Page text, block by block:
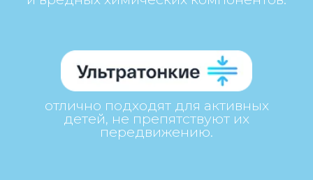
Нас выбирают более
2 000 000 мам по всему
Казахстану